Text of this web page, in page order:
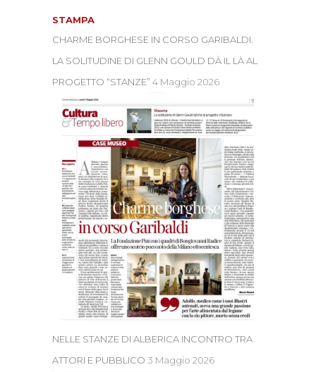
STAMPA
CHARME BORGHESE IN CORSO GARIBALDI.
LA SOLITUDINE DI GLENN GOULD DÀ IL LÀ AL
PROGETTO “STANZE” 4 Maggio 2026
NELLE STANZE DI ALBERICA INCONTRO TRA
ATTORI E PUBBLICO 3 Maggio 2026